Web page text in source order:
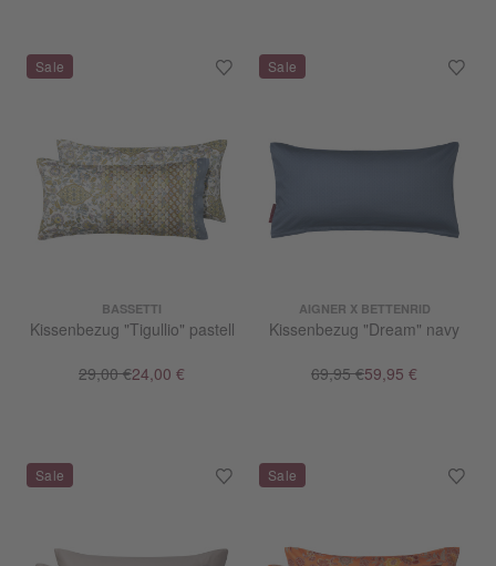
BASSETTI
Kissenbezug "Tigullio" pastell
29,00 €24,00 €
AIGNER X BETTENRID
Kissenbezug "Dream" navy
69,95 €59,95 €